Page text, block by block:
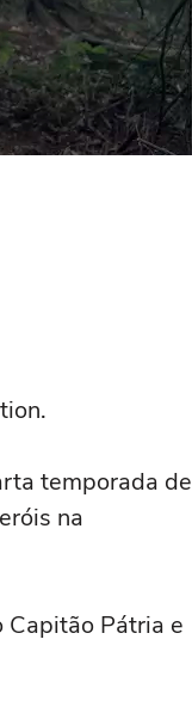
temporada de
na
Pátria e